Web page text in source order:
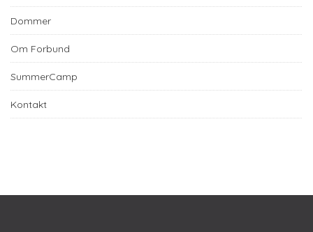
Dommer
Om Forbund
SummerCamp
Kontakt